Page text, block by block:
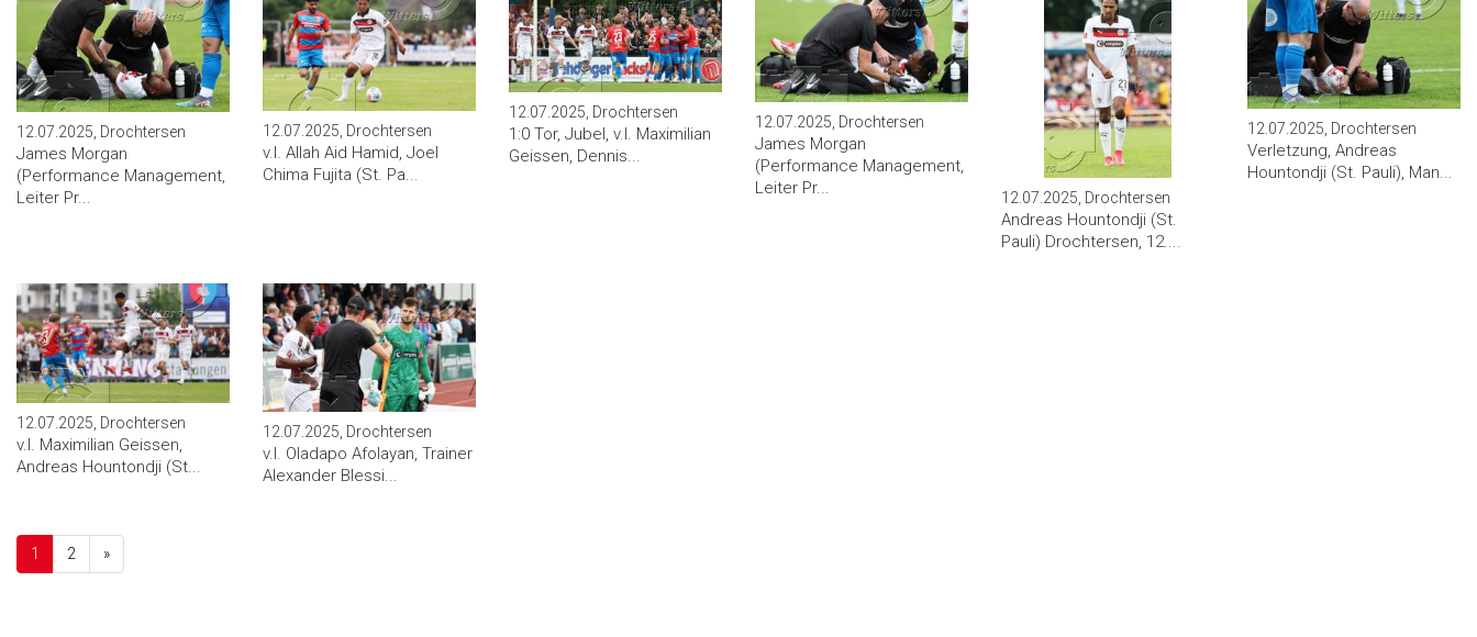
12.07.2025, Drochtersen
James Morgan
(Performance Management,
Leiter Pr...
12.07.2025, Drochtersen
v.l. Allah Aid Hamid, Joel
Chima Fujita (St. Pa...
12.07.2025, Drochtersen
1:0 Tor, Jubel, v.l. Maximilian
Geissen, Dennis...
12.07.2025, Drochtersen
James Morgan
(Performance Management,
Leiter Pr...
12.07.2025, Drochtersen
Andreas Hountondji (St.
Pauli) Drochtersen, 12....
12.07.2025, Drochtersen
Verletzung, Andreas
Hountondji (St. Pauli), Man...
12.07.2025, Drochtersen
v.l. Maximilian Geissen,
Andreas Hountondji (St...
12.07.2025, Drochtersen
v.l. Oladapo Afolayan, Trainer
Alexander Blessi...
1 2 »Next